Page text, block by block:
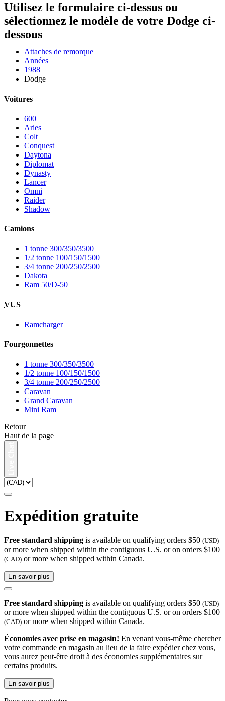
Utilisez le formulaire ci-dessus ou
sélectionnez le modèle de votre Dodge ci-
dessous
Attaches de remorque
Années
1988
Dodge
Voitures
600
Aries
Colt
Conquest
Daytona
Diplomat
Dynasty
Lancer
Omni
Raider
Shadow
Camions
1 tonne 300/350/3500
1/2 tonne 100/150/1500
3/4 tonne 200/250/2500
Dakota
Ram 50/D-50
VUS
Ramcharger
Fourgonnettes
1 tonne 300/350/3500
1/2 tonne 100/150/1500
3/4 tonne 200/250/2500
Caravan
Grand Caravan
Mini Ram
Retour
Haut de la page
Expédition gratuite
Free standard shipping is available on qualifying orders $50 (USD)
or more when shipped within the contiguous U.S. or on orders $100
(CAD) or more when shipped within Canada.
En savoir plus
Free standard shipping is available on qualifying orders $50 (USD)
or more when shipped within the contiguous U.S. or on orders $100
(CAD) or more when shipped within Canada.
Économies avec prise en magasin! En venant vous-même chercher
votre commande en magasin au lieu de la faire expédier chez vous,
vous aurez peut-être droit à des économies supplémentaires sur
certains produits.
En savoir plus